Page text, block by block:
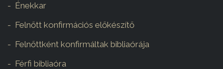
Énekkar
Felnőtt konfirmációs előkészítő
Felnőttként konfirmáltak bibliaórája
Férfi bibliaóra